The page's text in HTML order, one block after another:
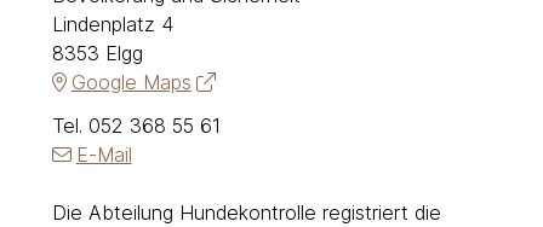
Adresse
Lindenplatz 4
8353 Elgg
Google Maps
Tel. 052 368 55 61
E-Mail
Die Abteilung Hundekontrolle registriert die